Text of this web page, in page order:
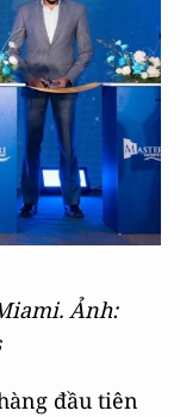
Ảnh:
đầu tiên